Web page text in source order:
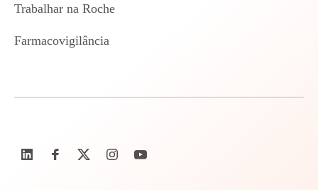
Trabalhar na Roche
Farmacovigilância